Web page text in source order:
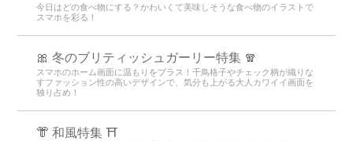
今日はどの食べ物にする？かわいくて美味しそうな食べ物のイラストで
スマホを彩る！
🎀 冬のブリティッシュガーリー特集 🧣
スマホのホーム画面に温もりをプラス！千鳥格子やチェック柄が織りな
すファッション性の高いデザインで、気分も上がる大人カワイイ画面を
独り占め！
👘 和風特集 ⛩